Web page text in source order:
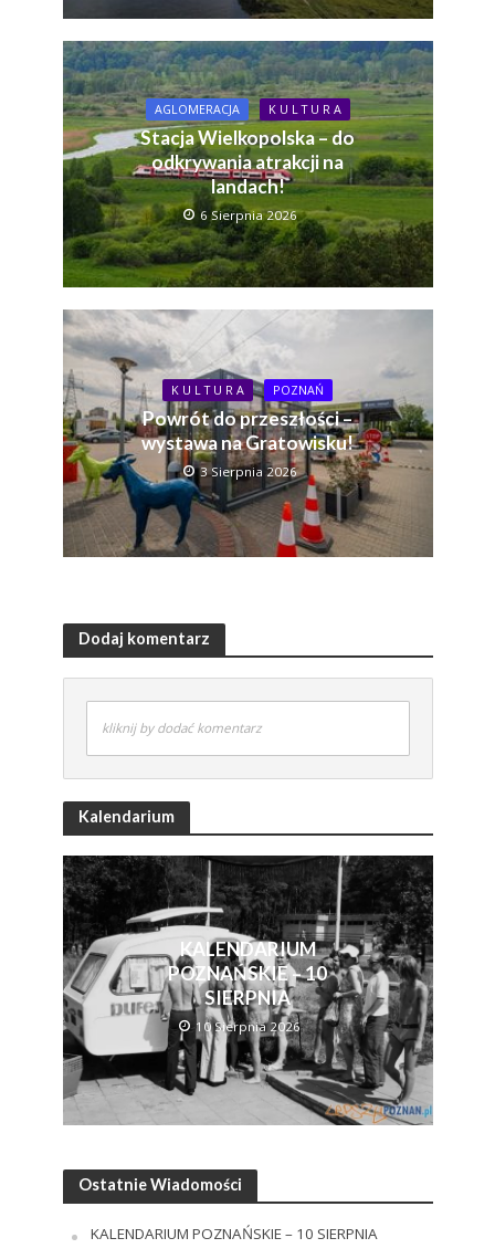
AGLOMERACJA K U L T U R A
Stacja Wielkopolska – do
odkrywania atrakcji na
landach!
6 Sierpnia 2026
K U L T U R A POZNAŃ
Powrót do przeszłości –
wystawa na Gratowisku!
3 Sierpnia 2026
Dodaj komentarz
kliknij by dodać komentarz
Kalendarium
KALENDARIUM
POZNAŃSKIE – 10
SIERPNIA
10 Sierpnia 2026
Ostatnie Wiadomości
KALENDARIUM POZNAŃSKIE – 10 SIERPNIA